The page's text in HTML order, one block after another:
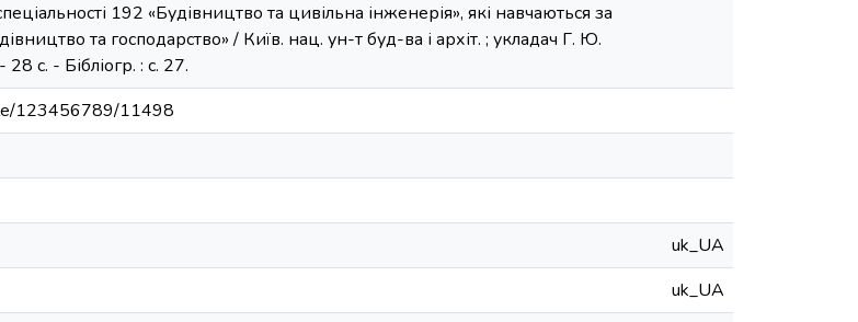
192 «Будівництво та цивільна інженерія», які навчаються за
та господарство» / Київ. нац. ун-т буд-ва і архіт. ; укладач Г. Ю.
с. - Бібліогр. : с. 27.
123456789/11498
uk_UA
uk_UA